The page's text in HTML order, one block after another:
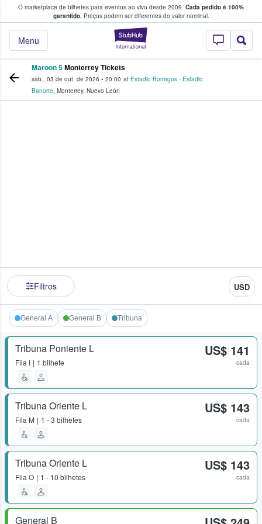
O marketplace de bilhetes para eventos ao vivo desde 2009. Cada pedido é 100%
garantido.Preços podem ser diferentes do valor nominal.
StubHub – onde
Menu
fãs compram e vendem bilhetes
Maroon 5Monterrey Tickets
sáb., 03 de out. de 2026 • 20:00 at Estadio Borregos - Estadio
Banorte, Monterrey, Nuevo León
Filtros USD
General A General B Tribuna
Tribuna Poniente L
Fila I 1 bilhete
US$ 141
cada
Tribuna Oriente L
Fila M 1 - 3 bilhetes
US$ 143
cada
Tribuna Oriente L
Fila O 1 - 10 bilhetes
US$ 143
cada
General B